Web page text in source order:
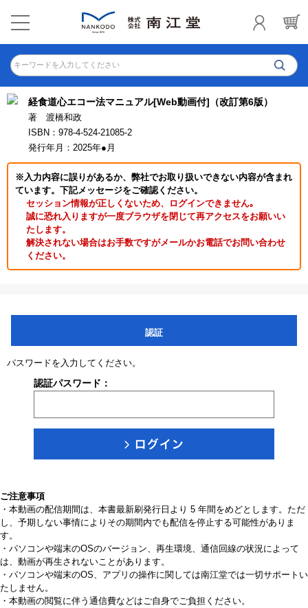
キーワードを入力してください
経食道心エコー法マニュアル[Web動画付]（改訂第6版）
著 渡橋和政
ISBN：978-4-524-21085-2
発行年月：2025年●月
※入力内容に誤りがあるか、弊社でお取り扱いできない内容が含まれ
ています。下記メッセージをご確認ください。
セッション情報が正しくないため、ログインできません｡
誠に恐れ入りますが一度ブラウザを閉じて再アクセスをお願いい
たします。
解決されない場合はお手数ですがメールかお電話でお問い合わせ
ください。
認証
パスワードを入力してください。
認証パスワード：
ご注意事項
・本動画の配信期間は、本書最新刷発行日より 5 年間をめどとします。ただ
し、予期しない事情によりその期間内でも配信を停止する可能性がありま
す。
・パソコンや端末のOSのバージョン、再生環境、通信回線の状況によって
は、動画が再生されないことがあります。
・パソコンや端末のOS、アプリの操作に関しては南江堂では一切サポートい
たしません。
・本動画の閲覧に伴う通信費などはご自身でご負担ください。